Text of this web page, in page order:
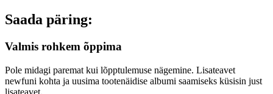
Saada päring:
Valmis rohkem õppima
Pole midagi paremat kui lõpptulemuse nägemine. Lisateavet
newfuni kohta ja uusima tootenäidise albumi saamiseks küsisin just
lisateavet.